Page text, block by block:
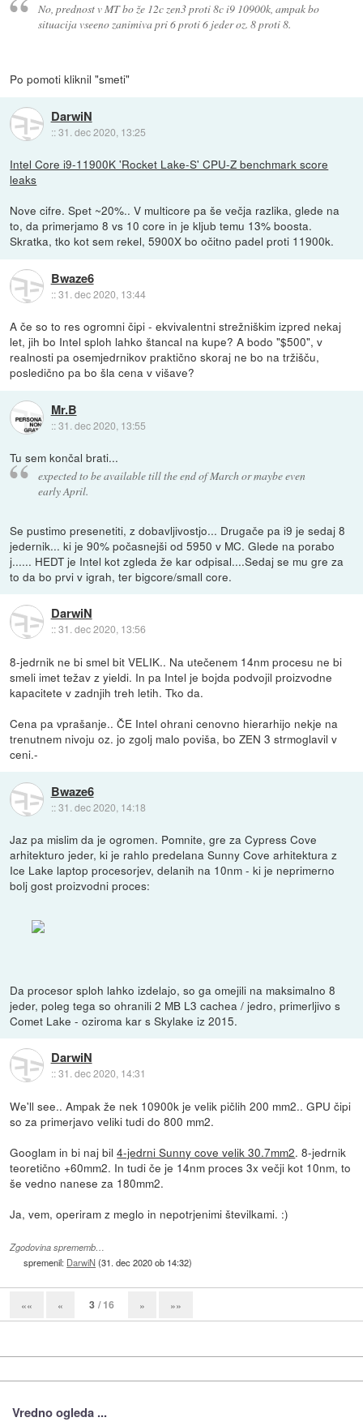
No, prednost v MT bo že 12c zen3 proti 8c i9 10900k, ampak bo
situacija vseeno zanimiva pri 6 proti 6 jeder oz. 8 proti 8.
Po pomoti kliknil "smeti"
DarwiN
::31. dec 2020, 13:25
Intel Core i9-11900K 'Rocket Lake-S' CPU-Z benchmark score
leaks
Nove cifre. Spet ~20%.. V multicore pa še večja razlika, glede na
to, da primerjamo 8 vs 10 core in je kljub temu 13% boosta.
Skratka, tko kot sem rekel, 5900X bo očitno padel proti 11900k.
Bwaze6
::31. dec 2020, 13:44
A če so to res ogromni čipi - ekvivalentni strežniškim izpred nekaj
let, jih bo Intel sploh lahko štancal na kupe? A bodo "$500", v
realnosti pa osemjedrnikov praktično skoraj ne bo na tržišču,
posledično pa bo šla cena v višave?
Mr.B
::31. dec 2020, 13:55
Tu sem končal brati...
expected to be available till the end of March or maybe even
early April.
Se pustimo presenetiti, z dobavljivostjo... Drugače pa i9 je sedaj 8
jedernik... ki je 90% počasnejši od 5950 v MC. Glede na porabo
j...... HEDT je Intel kot zgleda že kar odpisal....Sedaj se mu gre za
to da bo prvi v igrah, ter bigcore/small core.
DarwiN
::31. dec 2020, 13:56
8-jedrnik ne bi smel bit VELIK.. Na utečenem 14nm procesu ne bi
smeli imet težav z yieldi. In pa Intel je bojda podvojil proizvodne
kapacitete v zadnjih treh letih. Tko da.
Cena pa vprašanje.. ČE Intel ohrani cenovno hierarhijo nekje na
trenutnem nivoju oz. jo zgolj malo poviša, bo ZEN 3 strmoglavil v
ceni.-
Bwaze6
::31. dec 2020, 14:18
Jaz pa mislim da je ogromen. Pomnite, gre za Cypress Cove
arhitekturo jeder, ki je rahlo predelana Sunny Cove arhitektura z
Ice Lake laptop procesorjev, delanih na 10nm - ki je neprimerno
bolj gost proizvodni proces:
Da procesor sploh lahko izdelajo, so ga omejili na maksimalno 8
jeder, poleg tega so ohranili 2 MB L3 cachea / jedro, primerljivo s
Comet Lake - oziroma kar s Skylake iz 2015.
DarwiN
::31. dec 2020, 14:31
We'll see.. Ampak že nek 10900k je velik pičlih 200 mm2.. GPU čipi
so za primerjavo veliki tudi do 800 mm2.
Googlam in bi naj bil4-jedrni Sunny cove velik 30.7mm2. 8-jedrnik
teoretično +60mm2. In tudi če je 14nm proces 3x večji kot 10nm, to
še vedno nanese za 180mm2.
Ja, vem, operiram z meglo in nepotrjenimi številkami. :)
Zgodovina sprememb…
spremenil: DarwiN(31. dec 2020 ob 14:32)
«« « 3 / 16 » »»
Vredno ogleda ...